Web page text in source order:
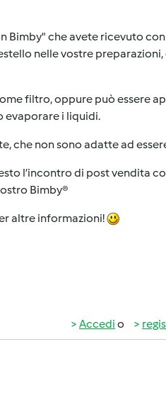
Bimby" che avete ricevuto
nelle vostre
filtro, oppure può essere
evaporare i liquidi.
che non sono adatte ad
l’incontro di post vendita
Bimby®
altre informazioni!
Accedi o